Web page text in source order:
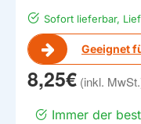
Sofort lieferbar,
Geeignet
8,25€
Immer der